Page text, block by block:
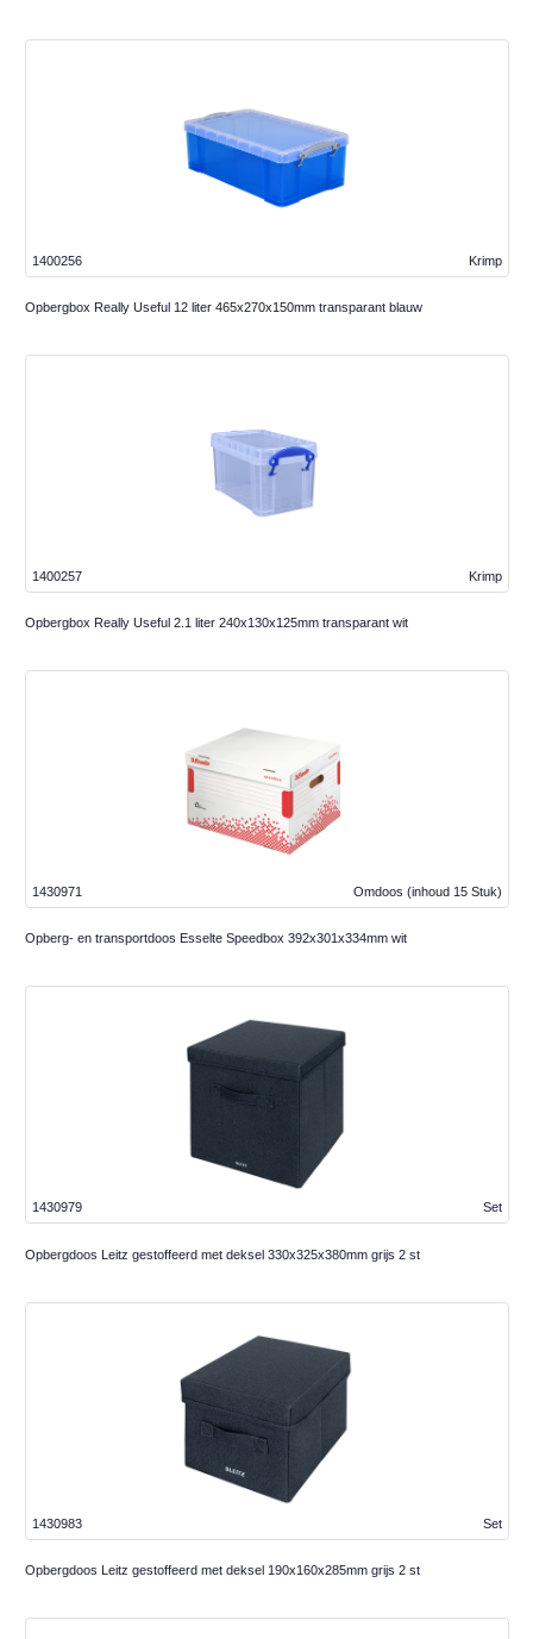
Krimp
1400256
Opbergbox Really Useful 12 liter 465x270x150mm transparant blauw
Krimp
1400257
Opbergbox Really Useful 2.1 liter 240x130x125mm transparant wit
Omdoos (inhoud 15 Stuk)
1430971
Opberg- en transportdoos Esselte Speedbox 392x301x334mm wit
Set
1430979
Opbergdoos Leitz gestoffeerd met deksel 330x325x380mm grijs 2 st
Set
1430983
Opbergdoos Leitz gestoffeerd met deksel 190x160x285mm grijs 2 st